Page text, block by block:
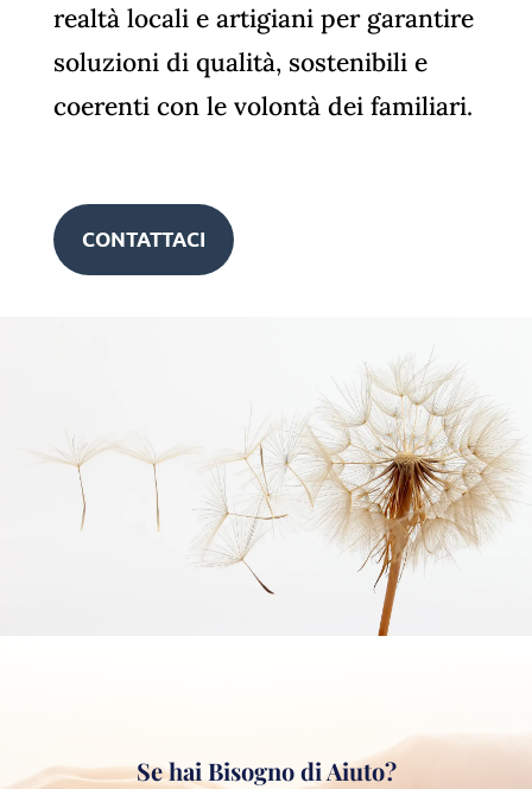
realtà locali e artigiani per garantire
soluzioni di qualità, sostenibili e
coerenti con le volontà dei familiari.
CONTATTACI
Se hai Bisogno di Aiuto?